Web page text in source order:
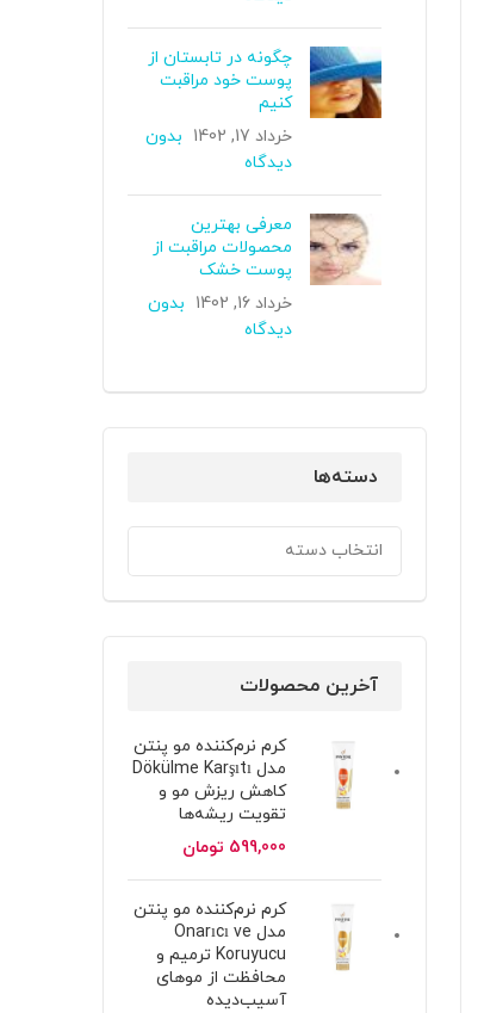
چگونه در تابستان از
پوست خود مراقبت
کنیم
خرداد 17, 1402
بدون
دیدگاه
معرفی بهترین
محصولات مراقبت از
پوست خشک
خرداد 16, 1402
بدون
دیدگاه
دسته‌ها
آخرین محصولات
کرم نرم‌کننده مو پنتن
مدل Dökülme Karşıtı
کاهش ریزش مو و
تقویت ریشه‌ها
599,000 تومان
کرم نرم‌کننده مو پنتن
مدل Onarıcı ve
Koruyucu ترمیم و
محافظت از موهای
آسیب‌دیده